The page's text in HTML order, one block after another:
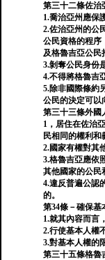
第三十二條佐治
1.喬治亞州應保
2.佐治亞州的公
公民資格的程序
及格魯吉亞公民
3.剝奪公民​​身份
4.不得將格魯吉
5.除非國際條約
公民的決定可以
第三十三條外國
1，居住在佐治
民相同的權利和
2.國家有權對其
3.格魯吉亞應依
其他國家的公民
4.違反普遍公認
的。
第34條－確保基
1.就其內容而言
2.行使基本人權
3.對基本人權的
第三十五條格魯